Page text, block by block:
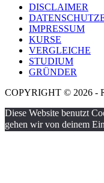
DISCLAIMER
IMPRESSUM
KURSE
VERGLEICHE
STUDIUM
GRÜNDER
COPYRIGHT © 2026 -
Diese Website benutzt
gehen wir von deinem